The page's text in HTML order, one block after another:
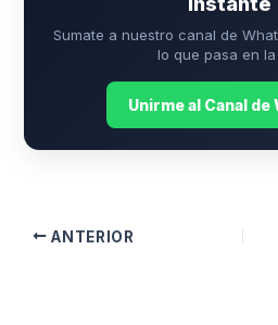
Sumate a nuestro canal de
lo que pasa en
Unirme al Canal
ANTERIOR